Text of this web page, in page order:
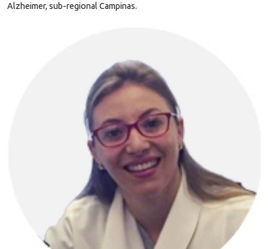
Alzheimer, sub-regional Campinas.